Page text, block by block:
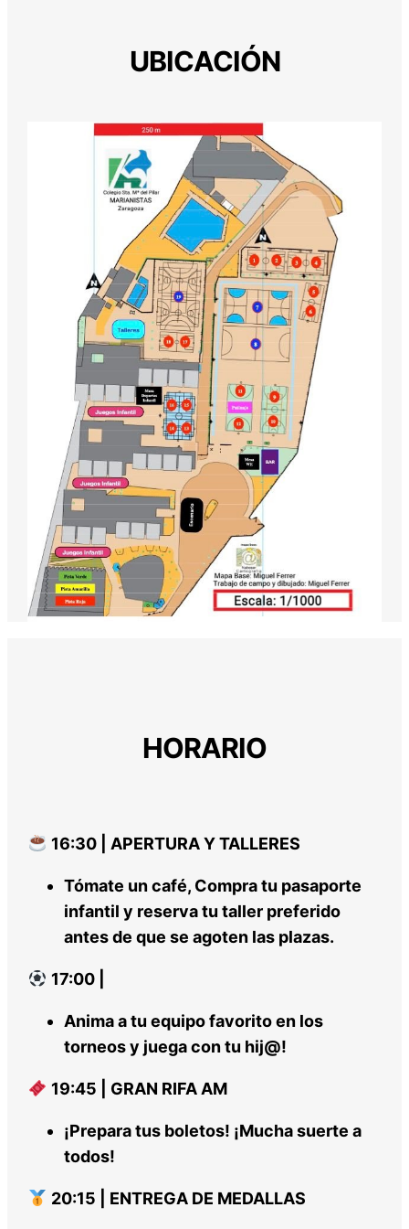
UBICACIÓN
HORARIO
16:30 | APERTURA Y TALLERES
Tómate un café, Compra tu pasaporte
infantil y reserva tu taller preferido
antes de que se agoten las plazas.
17:00 |
Anima a tu equipo favorito en los
torneos y juega con tu hij@!
19:45 | GRAN RIFA AM
¡Prepara tus boletos! ¡Mucha suerte a
todos!
20:15 | ENTREGA DE MEDALLAS